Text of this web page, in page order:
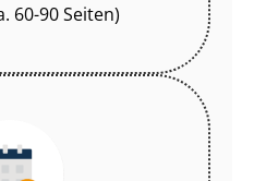
60-90 Seiten)